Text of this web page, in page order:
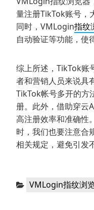
量注册TikTok账号，
同时，VMLogin指纹
自动验证等功能，使
综上所述，TikTok账
者和营销人员来说具
TikTok帐号多开的方
册。此外，借助穿云
高注册效率和准确性
时，我们也要注意合
相关规定，避免引发
分 VMLogin指纹浏